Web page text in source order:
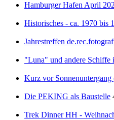
Hamburger Hafen April
Historisches - ca. 1970 bis
Jahrestreffen
"Luna" und andere Schiffe
Kurz vor
Die PEKING als Baustelle
Trek Dinner HH -